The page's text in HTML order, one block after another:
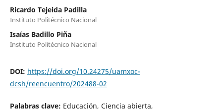
Ricardo Tejeida Padilla
Instituto Politécnico Nacional
Isaías Badillo Piña
Instituto Politécnico Nacional
DOI: https://doi.org/10.24275/uamxoc-
dcsh/reencuentro/202488-02
Palabras clave: Educación, Ciencia abierta,